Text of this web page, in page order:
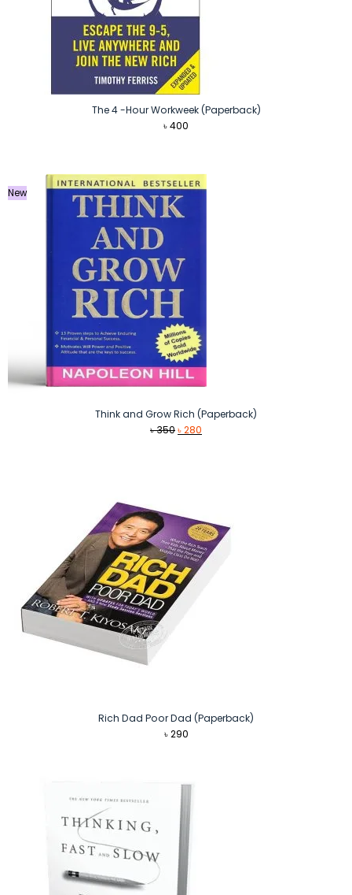
The 4 -Hour Workweek (Paperback)
৳400
New
Think and Grow Rich (Paperback)
৳350Original
৳280
Rich Dad Poor Dad (Paperback)
৳290